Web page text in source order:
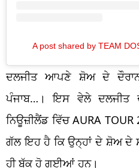
A post shared by TEAM
ਦਲਜੀਤ ਆਪਣੇ ਸ਼ੋਅ ਦੇ
ਪੰਜਾਬ…। ਇਸ ਵੇਲੇ ਦਲਜੀਤ
ਨਿਊਜ਼ੀਲੈਂਡ ਵਿੱਚ AURA
ਗੱਲ ਇਹ ਹੈ ਕਿ ਉਨ੍ਹਾਂ ਦੇ ਸ਼ੋਅ ਦੇ
ਹੀ ਬੁੱਕ ਹੋ ਗਈਆਂ ਹਨ।